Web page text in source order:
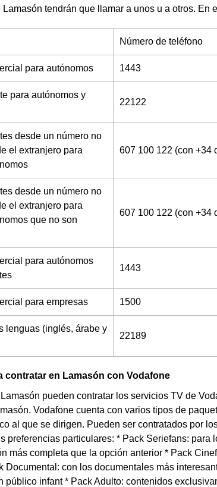
tendrán que llamar a unos u a otros. En
Número de teléfono
para autónomos 1443
para autónomos y
22122
desde un número no
el extranjero para
607 100 122 (con +34
desde un número no
el extranjero para
que no son
607 100 122 (con +34
para autónomos
1443
para empresas 1500
lenguas (inglés, árabe y
22189
contratar en Lamasón con Vodafone
pueden contratar los servicios TV de
Vodafone cuenta con varios tipos de
al que se dirigen. Pueden ser contratados por
preferencias particulares: * Pack Seriefans: para
más completa que la opción anterior * Pack
Documental: con los documentales más
público infant * Pack Adulto: contenidos